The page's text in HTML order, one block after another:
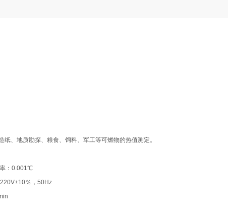
、地质勘探、粮食、饲料、军工等可燃物的热值测定。
：0.001℃
％，50Hz